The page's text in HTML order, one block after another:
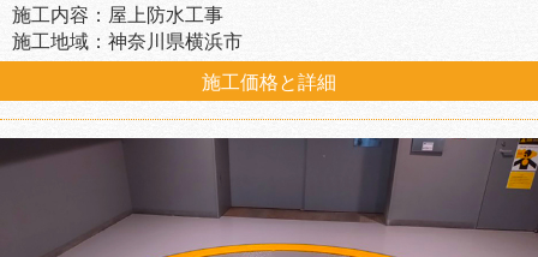
施工内容：屋上防水工事
施工地域：神奈川県横浜市
施工価格と詳細